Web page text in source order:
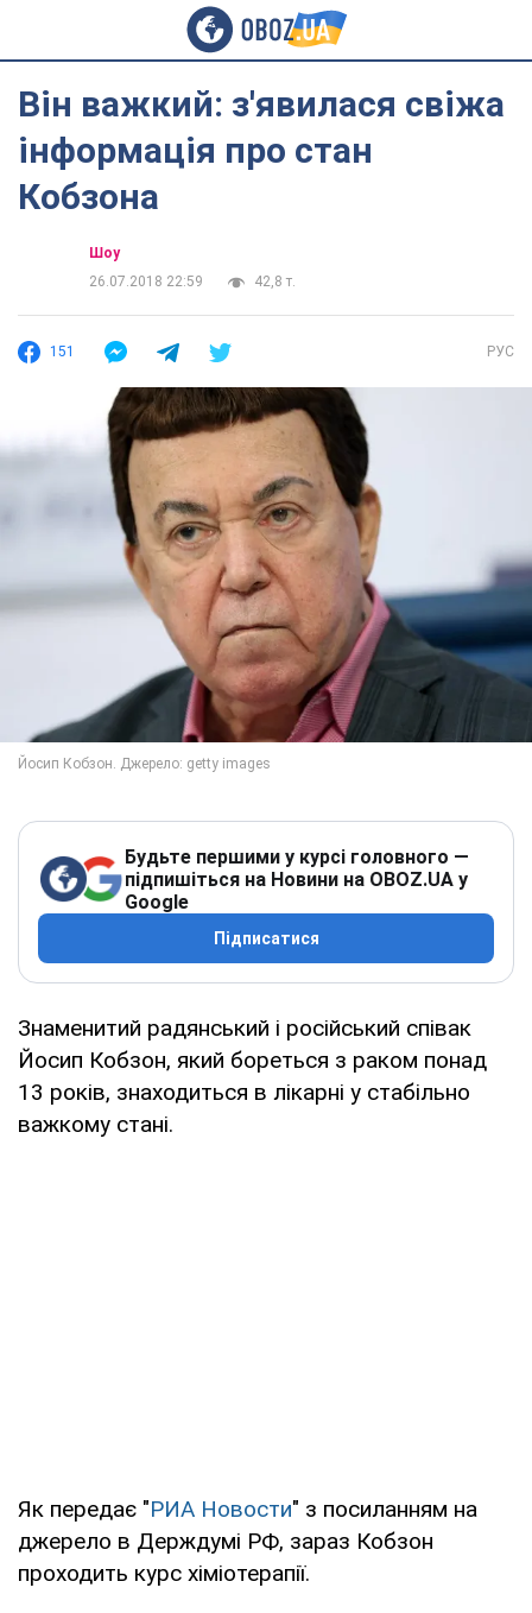
Він важкий: з'явилася свіжа
інформація про стан
Кобзона
Шоу
26.07.2018 22:59
42,8 т.
151 РУС
Будьте першими у курсі головного —
підпишіться на Новини на OBOZ.UA у
Google
Підписатися
Знаменитий радянський і російський співак
Йосип Кобзон, який бореться з раком понад
13 років, знаходиться в лікарні у стабільно
важкому стані.
Як передає "РИА Новости" з посиланням на
джерело в Держдумі РФ, зараз Кобзон
проходить курс хіміотерапії.